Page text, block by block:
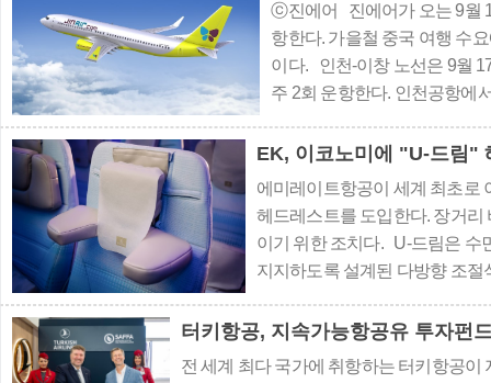
ⓒ진에어 진에어가 오는 9월
항한다. 가을철 중국 여행 수
이다. 인천-이창 노선은 9월
주 2회 운항한다. 인천공항에
기인 10월 12일부터 11월 29
EK, 이코노미에 "U-드림"
에미레이트항공이 세계 최초로
헤드레스트를 도입한다. 장거리
이기 위한 조치다. U-드림은 수
지지하도록 설계된 다방향 조
으로 기울어지는 불편을 줄여준
터키항공, 지속가능항공유 투자펀
전 세계 최다 국가에 취항하는 터키항공